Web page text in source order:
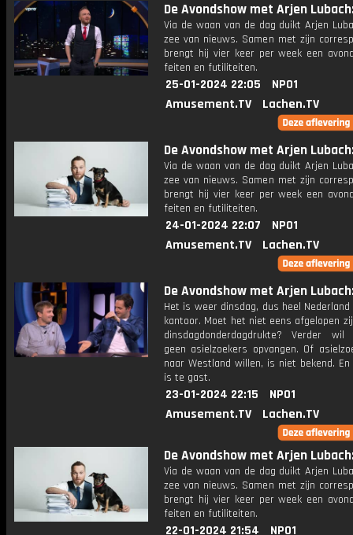
De Avondshow met Arjen
Via de waan van de dag duikt Arjen
zee van nieuws. Samen met zijn
brengt hij vier keer per week een
feiten en futiliteiten.
25-01-2024 22:05
NPO1
Amusement.TV
Lachen.TV
De Avondshow met Arjen
Via de waan van de dag duikt Arjen
zee van nieuws. Samen met zijn
brengt hij vier keer per week een
feiten en futiliteiten.
24-01-2024 22:07
NPO1
Amusement.TV
Lachen.TV
De Avondshow met Arjen
Het is weer dinsdag, dus heel
kantoor. Moet het niet eens afgelopen
dinsdagdonderdagdrukte? Verder wil
geen asielzoekers opvangen. Of
naar Westland willen, is niet bekend. En
is te gast.
23-01-2024 22:15
NPO1
Amusement.TV
Lachen.TV
De Avondshow met Arjen
Via de waan van de dag duikt Arjen
zee van nieuws. Samen met zijn
brengt hij vier keer per week een
feiten en futiliteiten.
22-01-2024 21:54
NPO1